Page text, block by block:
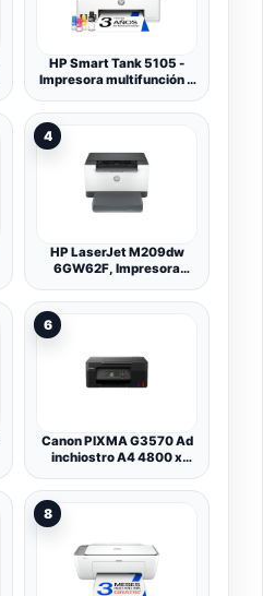
HP Smart Tank 5105 -
Impresora multifunción 3
móvil) - 3 años de Tinta
incluida, depósito de Tinta
Grande, Gran Alcance,
impresión
4
HP LaserJet M209dw
6GW62F, Impresora
Impresión a Doble Cara
Automática (29ppm, Wi-
Memoria 64MB, Smart
App, Panel de Control)
6
Canon PIXMA G3570 Ad
inchiostro A4 4800 x
G3570 BK 3 IN 1 MFP
8